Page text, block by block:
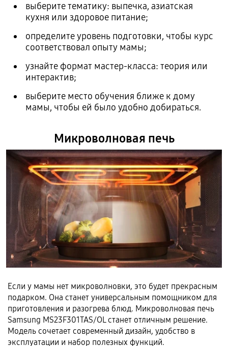
выберите тематику: выпечка, азиатская
кухня или здоровое питание;
определите уровень подготовки, чтобы курс
соответствовал опыту мамы;
узнайте формат мастер-класса: теория или
интерактив;
выберите место обучения ближе к дому
мамы, чтобы ей было удобно добираться.
Микроволновая печь
Если у мамы нет микроволновки, это будет прекрасным
подарком. Она станет универсальным помощником для
приготовления и разогрева блюд. Микроволновая печь
Samsung MS23F301TAS/OL станет отличным решение.
Модель сочетает современный дизайн, удобство в
эксплуатации и набор полезных функций.